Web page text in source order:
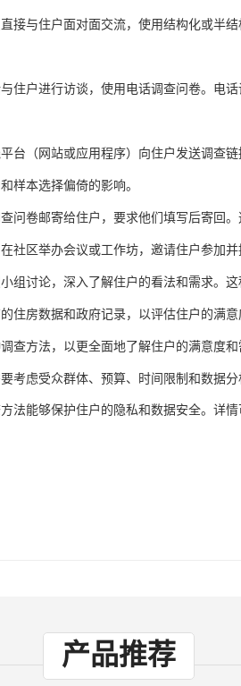
接与住户面对面交流，使用结构化或半
住户进行访谈，使用电话调查问卷。电
台（网站或应用程序）向住户发送调查
样本选择偏倚的影响。
问卷邮寄给住户，要求他们填写后寄回
社区举办会议或工作坊，邀请住户参加
组讨论，深入了解住户的看法和需求。这
住房数据和政府记录，以评估住户的满
查方法，以更全面地了解住户的满意度和
考虑受众群体、预算、时间限制和数据
法能够保护住户的隐私和数据安全。 详情
产品推荐